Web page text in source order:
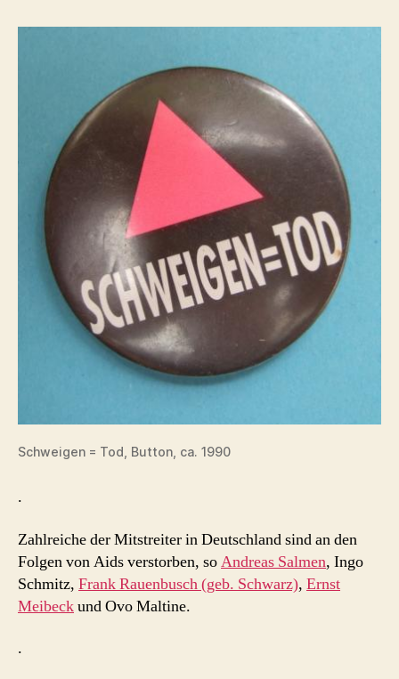
Schweigen = Tod, Button, ca. 1990
.
Zahlreiche der Mitstreiter in Deutschland sind an den
Folgen von Aids verstorben, soAndreas Salmen, Ingo
Schmitz, Frank Rauenbusch (geb. Schwarz), Ernst
Meibeckund Ovo Maltine.
.